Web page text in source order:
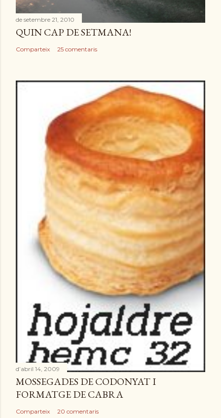
de setembre 21, 2010
QUIN CAP DE SETMANA!
Comparteix 25 comentaris
d’abril 14, 2009
MOSSEGADES DE CODONYAT I
FORMATGE DE CABRA
Comparteix 20 comentaris